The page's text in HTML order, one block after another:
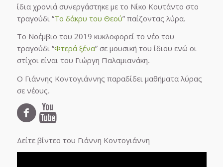
ίδια χρονιά συνεργάστηκε με το Νίκο Κουτάντο στο
τραγούδι “Το δάκρυ του Θεού” παίζοντας λύρα.
Το Νοέμβιο του 2019 κυκλοφορεί το νέο του
τραγούδι “Φτερά ξένα” σε μουσική του ίδιου ενώ οι
στίχοι είναι του Γιώργη Παλαμιανάκη.
Ο Γιάννης Κοντογιάννης παραδίδει μαθήματα λύρας
σε νέους.
Δείτε βίντεο του Γιάννη Κοντογιάννη